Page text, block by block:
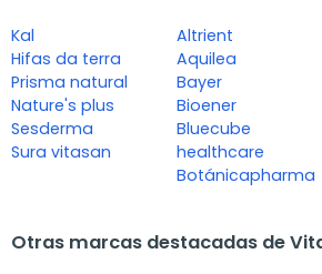
Kal
Hifas da terra
Prisma natural
Nature's plus
Sesderma
Sura vitasan
Altrient
Aquilea
Bayer
Bioener
Bluecube
healthcare
Botánicapharma
Otras marcas destacadas de